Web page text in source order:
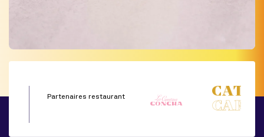
Partenaires restaurant